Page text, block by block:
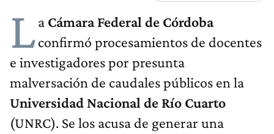
La Cámara Federal de Córdoba
confirmó procesamientos de docentes
e investigadores por presunta
malversación de caudales públicos en la
Universidad Nacional de Río Cuarto
(UNRC). Se los acusa de generar una